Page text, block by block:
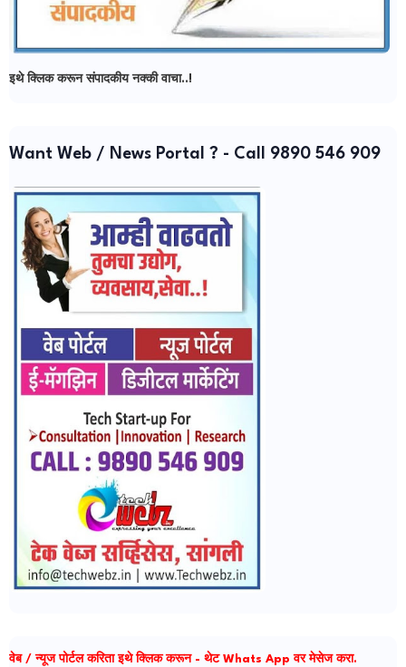
इथे क्लिक करून संपादकीय नक्की वाचा..!
Want Web / News Portal ? - Call 9890 546 909
वेब / न्यूज पोर्टल करिता इथे क्लिक करून - थेट Whats App वर मेसेज करा.